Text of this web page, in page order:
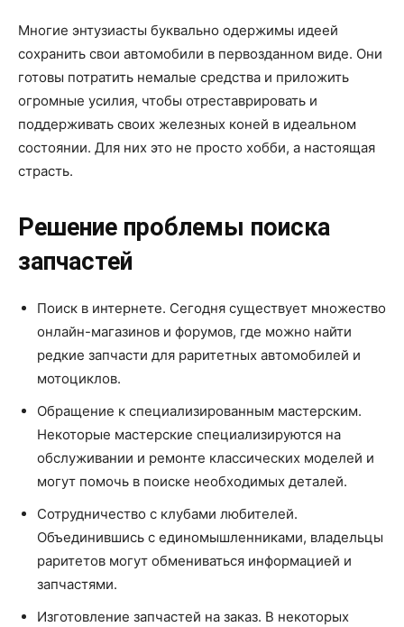
Многие энтузиасты буквально одержимы идеей
сохранить свои автомобили в первозданном виде. Они
готовы потратить немалые средства и приложить
огромные усилия, чтобы отреставрировать и
поддерживать своих железных коней в идеальном
состоянии. Для них это не просто хобби, а настоящая
страсть.
Решение проблемы поиска
запчастей
Поиск в интернете. Сегодня существует множество
онлайн-магазинов и форумов, где можно найти
редкие запчасти для раритетных автомобилей и
мотоциклов.
Обращение к специализированным мастерским.
Некоторые мастерские специализируются на
обслуживании и ремонте классических моделей и
могут помочь в поиске необходимых деталей.
Сотрудничество с клубами любителей.
Объединившись с единомышленниками, владельцы
раритетов могут обмениваться информацией и
запчастями.
Изготовление запчастей на заказ. В некоторых